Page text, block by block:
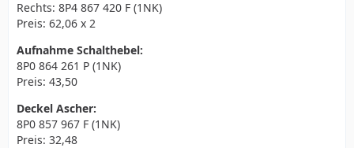
Rechts: 8P4 867 420 F (1NK)
Preis: 62,06 x 2
Aufnahme Schalthebel:
8P0 864 261 P (1NK)
Preis: 43,50
Deckel Ascher:
8P0 857 967 F (1NK)
Preis: 32,48